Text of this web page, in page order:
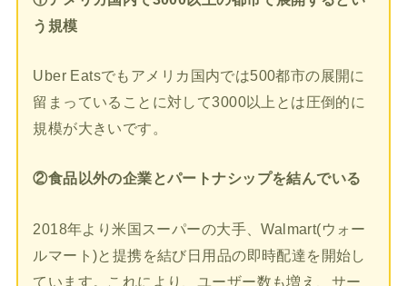
う規模
Uber Eatsでもアメリカ国内では500都市の展開に
留まっていることに対して3000以上とは圧倒的に
規模が大きいです。
②食品以外の企業とパートナシップを結んでいる
2018年より米国スーパーの大手、Walmart(ウォー
ルマート)と提携を結び日用品の即時配達を開始し
ています。これにより、ユーザー数も増え、サー